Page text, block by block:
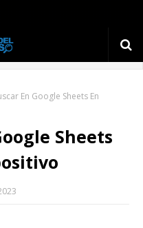
En Google Sheets En
Sheets